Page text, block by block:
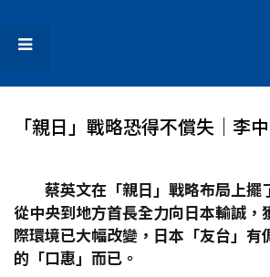
「親日」戰略恐得不償失｜李
蔡英文在「親日」戰略布局上擺
從中央到地方首長全力向日本輸誠，
際環境已大幅改變，日本「友台」有
的「口惠」而已。